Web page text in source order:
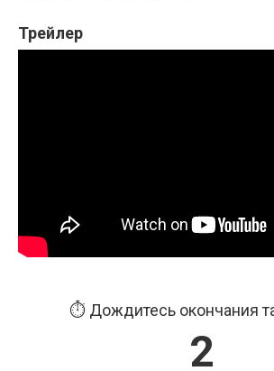
Трейлер
⏱️ Дождитесь окончания
1